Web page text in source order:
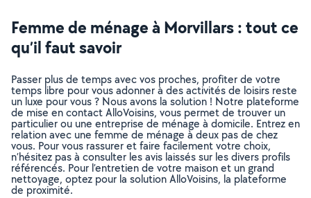
Femme de ménage à Morvillars : tout ce
qu’il faut savoir
Passer plus de temps avec vos proches, profiter de votre
temps libre pour vous adonner à des activités de loisirs reste
un luxe pour vous ? Nous avons la solution ! Notre plateforme
de mise en contact AlloVoisins, vous permet de trouver un
particulier ou une entreprise de ménage à domicile. Entrez en
relation avec une femme de ménage à deux pas de chez
vous. Pour vous rassurer et faire facilement votre choix,
n’hésitez pas à consulter les avis laissés sur les divers profils
référencés. Pour l’entretien de votre maison et un grand
nettoyage, optez pour la solution AlloVoisins, la plateforme
de proximité.